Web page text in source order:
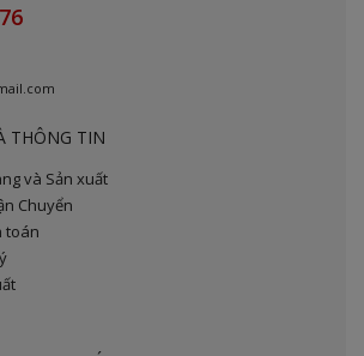
THÔNG TIN
và Sản xuất
Chuyển
toán